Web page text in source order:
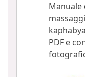
Manuale
PDF e